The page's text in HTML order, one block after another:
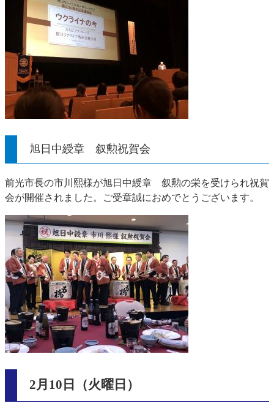
旭日中綬章 叙勲祝賀会
前光市長の市川熙様が旭日中綬章 叙勲の栄を受けられ祝賀
会が開催されました。ご受章誠におめでとうございます。
2月10日（火曜日）